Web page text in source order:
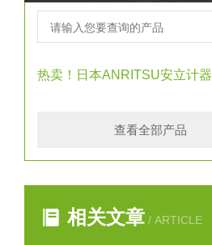
热卖！日本ANRITSU安立计器
查看全部产品
相关文章 / ARTICLE